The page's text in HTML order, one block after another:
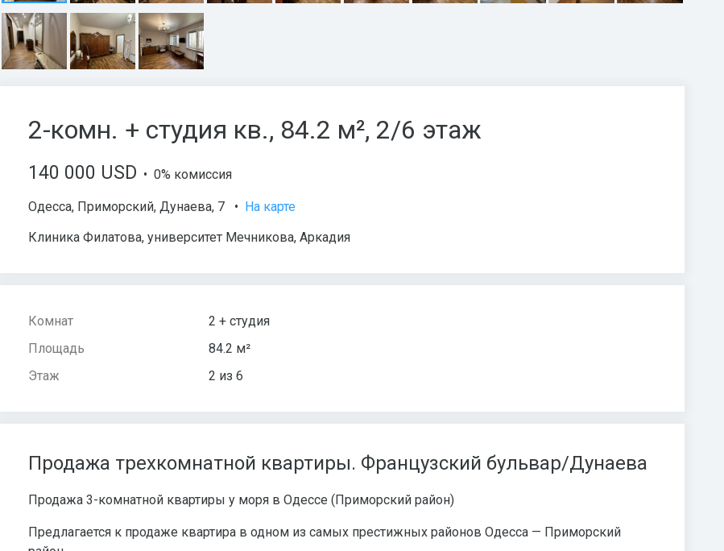
2-комн. + студия кв., 84.2 м², 2/6 этаж
140 000 USD • 0% комиссия
Одесса, Приморский, Дунаева, 7 •
На карте
Клиника Филатова, университет Мечникова, Аркадия
Комнат
2 + студия
Площадь
84.2 м²
Этаж
2 из 6
Продажа трехкомнатной квартиры. Французский бульвар/Дунаева
Продажа 3-комнатной квартиры у моря в Одессе (Приморский район)
Предлагается к продаже квартира в одном из самых престижных районов Одесса — Приморский